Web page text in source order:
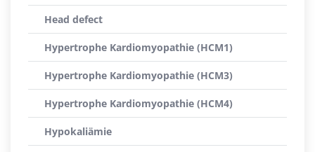
Head defect
Hypertrophe Kardiomyopathie (HCM1)
Hypertrophe Kardiomyopathie (HCM3)
Hypertrophe Kardiomyopathie (HCM4)
Hypokaliämie